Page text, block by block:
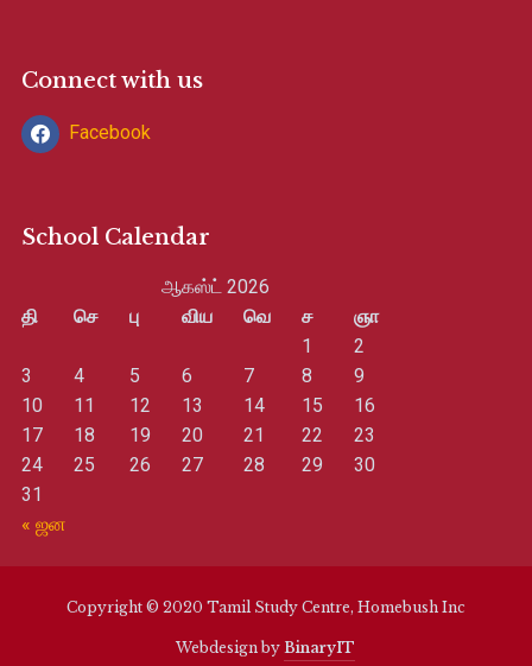
Connect with us
Facebook
School Calendar
ஆகஸ்ட் 2026
தி
செ பு விய வெ ச
ஞா
1
2
3
4 5 6 7 8
9
10
11 12 13 14 15
16
17
18 19 20 21 22
23
24
25 26 27 28 29
30
31
« ஜன
Copyright © 2020 Tamil Study Centre, Homebush Inc
Webdesign byBinaryIT